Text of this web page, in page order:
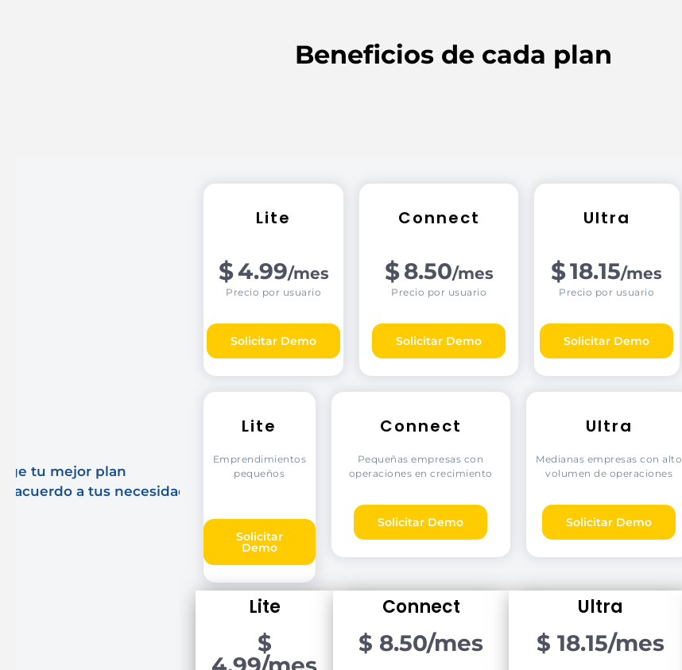
Beneficios de cada plan
tu mejor plan
acuerdo a tus necesidades
Lite
$4.99/mes
Precio por usuario
Solicitar Demo
Connect
$8.50/mes
Precio por usuario
Solicitar Demo
Ultra
$18.15/mes
Precio por usuario
Solicitar Demo
Lite
Emprendimientos
pequeños
Solicitar
Demo
Connect
Pequeñas empresas con
operaciones en crecimiento
Solicitar Demo
Ultra
Medianas empresas con alto
volumen de operaciones
Solicitar Demo
Lite
$
Connect
$ 8.50/mes
Ultra
$ 18.15/mes